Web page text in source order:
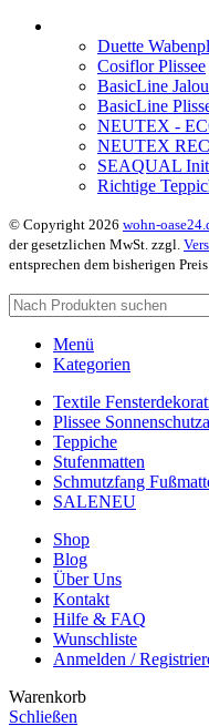
Duette
Cosiflor Plissee
BasicLine
BasicLine
NEUTEX -
NEUTEX
SEAQUAL
Richtige
© Copyright 2026 wohn-
der gesetzlichen MwSt. zzgl.
entsprechen dem bisherigen
Menü
Kategorien
Textile
Plissee
Teppiche
Stufenmatten
Schmutzfang
SALENEU
Shop
Blog
Über Uns
Kontakt
Hilfe & FAQ
Wunschliste
Anmelden /
Warenkorb
Schließen